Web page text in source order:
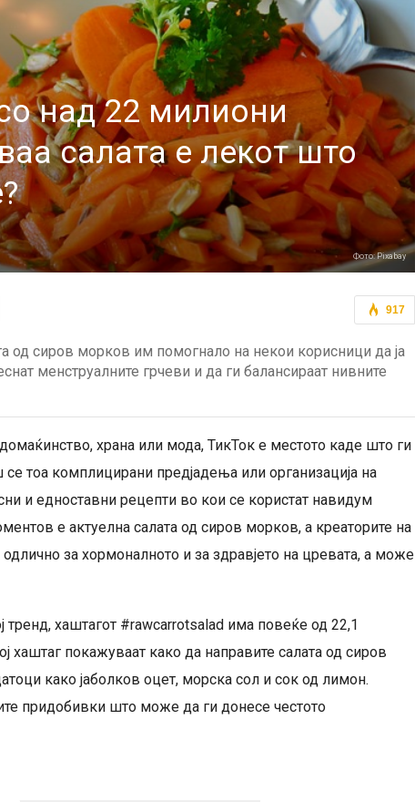
над 22 милиони
салата е лекот што
Фото: Pixabay
917
од сиров морков им помогнало на некои корисници да ја
менструалните грчеви и да ги балансираат нивните
храна или мода, ТикТок е местото каде што ги
тоа комплицирани предјадења или организација на
и едноставни рецепти во кои се користат навидум
е актуелна салата од сиров морков, а креаторите на
за хормоналното и за здравјето на цревата, а може
тренд, хаштагот #rawcarrotsalad има повеќе од 22,1
хаштаг покажуваат како да направите салата од сиров
како јаболков оцет, морска сол и сок од лимон.
придобивки што може да ги донесе честото